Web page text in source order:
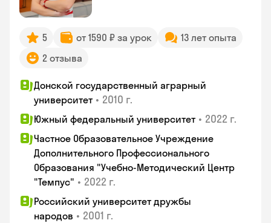
5 от 1590 ₽ за урок
13 лет опыта
2 отзыва
Донской государственный аграрный
университет • 2010 г.
Южный федеральный университет • 2022 г.
Частное Образовательное Учреждение
Дополнительного Профессионального
Образования "Учебно-Методический Центр
"Темпус" • 2022 г.
Российский университет дружбы
народов • 2001 г.